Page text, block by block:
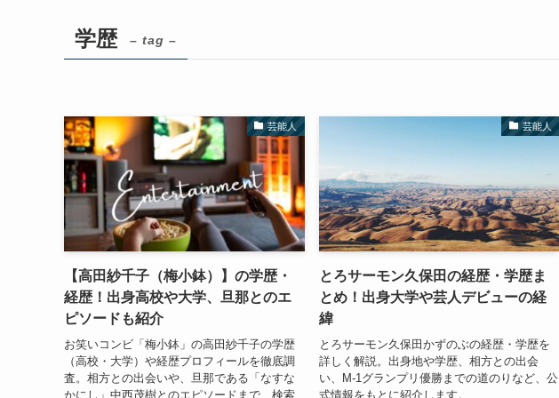
学歴 – tag –
芸能人
【高田紗千子（梅小鉢）】の学歴・
経歴！出身高校や大学、旦那とのエ
ピソードも紹介
お笑いコンビ「梅小鉢」の高田紗千子の学歴
（高校・大学）や経歴プロフィールを徹底調
査。相方との出会いや、旦那である「なすな
かにし」中西茂樹とのエピソードまで、検索
芸能人
とろサーモン久保田の経歴・学歴ま
とめ！出身大学や芸人デビューの経
緯
とろサーモン久保田かずのぶの経歴・学歴を
詳しく解説。出身地や学歴、相方との出会
い、M-1グランプリ優勝までの道のりなど、公
式情報をもとに紹介します。